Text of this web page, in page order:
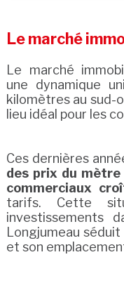
Le marché
Le marché
une dynamique
kilomètres au sud-
lieu idéal pour les
Ces dernières
des prix du mètre
commerciaux
tarifs. Cette
investissements
Longjumeau
et son